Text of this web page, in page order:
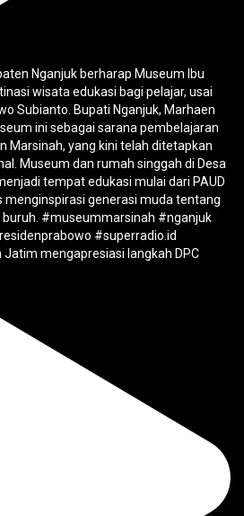
Jatim mengapresiasi langkah DPC